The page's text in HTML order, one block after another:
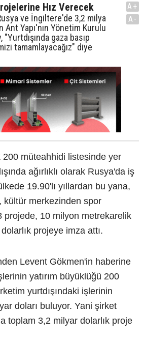
Hız Verecek
ve İngiltere'de 3,2 milya
Yapı'nın Yönetim Kurulu
"Yurtdışında gaza basıp
tamamlayacağız" diye
A+
A-
200 müteahhidi listesinde yer
ağırlıklı olarak Rusya'da iş
19.90'lı yıllardan bu yana,
kültür merkezinden spor
projede, 10 milyon metrekarelik
projeye imza attı.
Levent Gökmen'in haberine
yatırım büyüklüğü 200
yurtdışındaki işlerinin
doları buluyor. Yani şirket
toplam 3,2 milyar dolarlık proje